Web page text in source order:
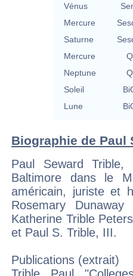
Vénus
Mercure
Saturne
Mercure
Neptune
Soleil
Lune
Biographie de Paul
Paul Seward
Baltimore dans le
américain, juriste et
Rosemary
Katherine Trible
et Paul S. Trible, III.
Publications (extrait)
Trible, Paul.